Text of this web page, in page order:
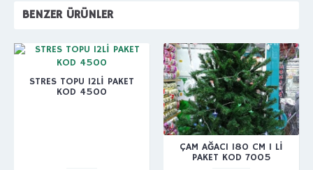
BENZER ÜRÜNLER
STRES TOPU 12Lİ PAKET
KOD 4500
ÇAM AĞACI 180 CM 1 Lİ
PAKET KOD 7005